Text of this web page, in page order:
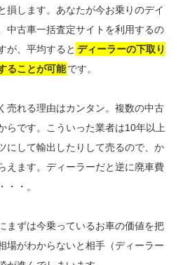
損します。あなたが今お乗りのデイ
中古車一括査定サイトを利用するの
が、平均すると ディーラーの下取り
ることが可能です。
売れる理由はカンタン。複数の中古
らです。こういった業者は10年以上
にして輸出したりして売るので、か
えます。ディーラーだと逆に廃車費
・・。
まずは今乗っているお車の価値を把
場がわからないと相手（ディーラー